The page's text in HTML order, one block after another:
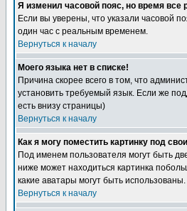
Я изменил часовой пояс, но время все
Если вы уверены, что указали часовой
один час с реальным временем.
Вернуться к началу
Моего языка нет в списке!
Причина скорее всего в том, что
установить требуемый язык. Если же
есть внизу страницы)
Вернуться к началу
Как я могу поместить картинку под
Под именем пользователя могут быть
ниже может находиться картинка
какие аватары могут быть
Вернуться к началу